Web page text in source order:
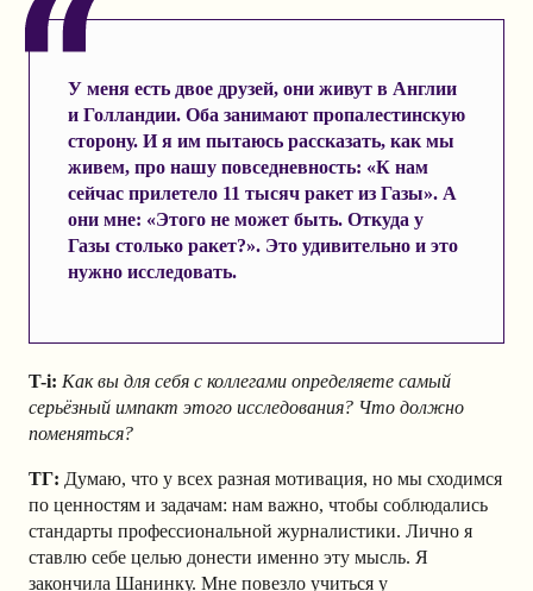
У меня есть двое друзей, они живут в Англии
и Голландии. Оба занимают пропалестинскую
сторону. И я им пытаюсь рассказать, как мы
живем, про нашу повседневность: «К нам
сейчас прилетело 11 тысяч ракет из Газы». А
они мне: «Этого не может быть. Откуда у
Газы столько ракет?». Это удивительно и это
нужно исследовать.
T-i: Как вы для себя с коллегами определяете самый
серьёзный импакт этого исследования? Что должно
поменяться?
ТГ: Думаю, что у всех разная мотивация, но мы сходимся
по ценностям и задачам: нам важно, чтобы соблюдались
стандарты профессиональной журналистики. Лично я
ставлю себе целью донести именно эту мысль. Я
закончила Шанинку. Мне повезло учиться у